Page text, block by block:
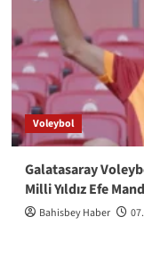
Voleybol
Galatasaray
Milli Yıldız Efe
Bahisbey Haber